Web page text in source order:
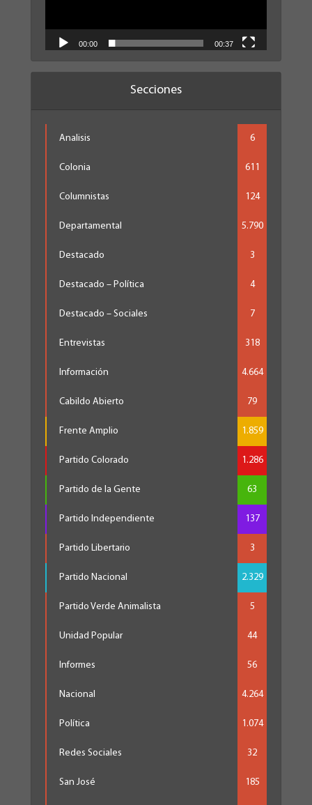
00:00 00:37
Secciones
Analisis 6
Colonia 611
Columnistas 124
Departamental 5.790
Destacado 3
Destacado – Política 4
Destacado – Sociales 7
Entrevistas 318
Información 4.664
Cabildo Abierto 79
Frente Amplio 1.859
Partido Colorado 1.286
Partido de la Gente 63
Partido Independiente 137
Partido Libertario 3
Partido Nacional 2.329
Partido Verde Animalista 5
Unidad Popular 44
Informes 56
Nacional 4.264
Política 1.074
Redes Sociales 32
San José 185